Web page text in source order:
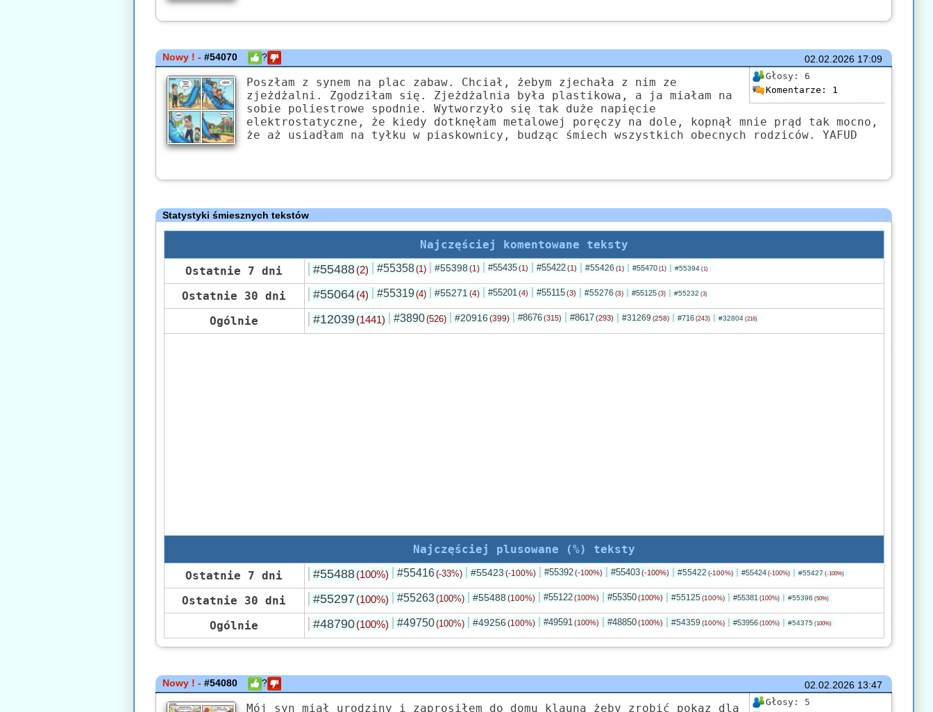
02.02.202617:09
Nowy ! -#54070 ?
Głosy: 6
Komentarze: 1
Poszłam z synem na plac zabaw. Chciał, żebym zjechała z nim ze
zjeżdżalni. Zgodziłam się. Zjeżdżalnia była plastikowa, a ja miałam na
sobie poliestrowe spodnie. Wytworzyło się tak duże napięcie
elektrostatyczne, że kiedy dotknęłam metalowej poręczy na dole, kopnął mnie prąd tak mocno,
że aż usiadłam na tyłku w piaskownicy, budząc śmiech wszystkich obecnych rodziców. YAFUD
Statystyki śmiesznych tekstów
Najczęściej komentowane teksty
Ostatnie 7 dni
#55488 (2) #55358(1) #55398 (1) #55435 (1) #55422 (1) #55426 (1) #55470 (1) #55394 (1)
Ostatnie 30 dni #55064 (4) #55319(4) #55271 (4) #55201 (4) #55115 (3) #55276 (3) #55125 (3) #55232 (3)
Ogólnie #12039 (1441) #3890(526) #20916 (399) #8676 (315) #8617 (293) #31269 (258) #716 (243) #32804 (216)
Najczęściej plusowane (%) teksty
Ostatnie 7 dni
#55488 (100%) #55416(-33%) #55423 (-100%) #55392 (-100%) #55403 (-100%) #55422 (-100%) #55424 (-100%) #55427 (-100%)
Ostatnie 30 dni #55297 (100%) #55263(100%) #55488 (100%) #55122 (100%) #55350 (100%) #55125 (100%) #55381 (100%) #55396 (50%)
Ogólnie #48790 (100%) #49750(100%) #49256 (100%) #49591 (100%) #48850 (100%) #54359 (100%) #53956 (100%) #54375 (100%)
02.02.202613:47
Nowy ! -#54080 ?
Głosy: 5
Mój syn miał urodziny i zaprosiłem do domu klauna żeby zrobić pokaz dla